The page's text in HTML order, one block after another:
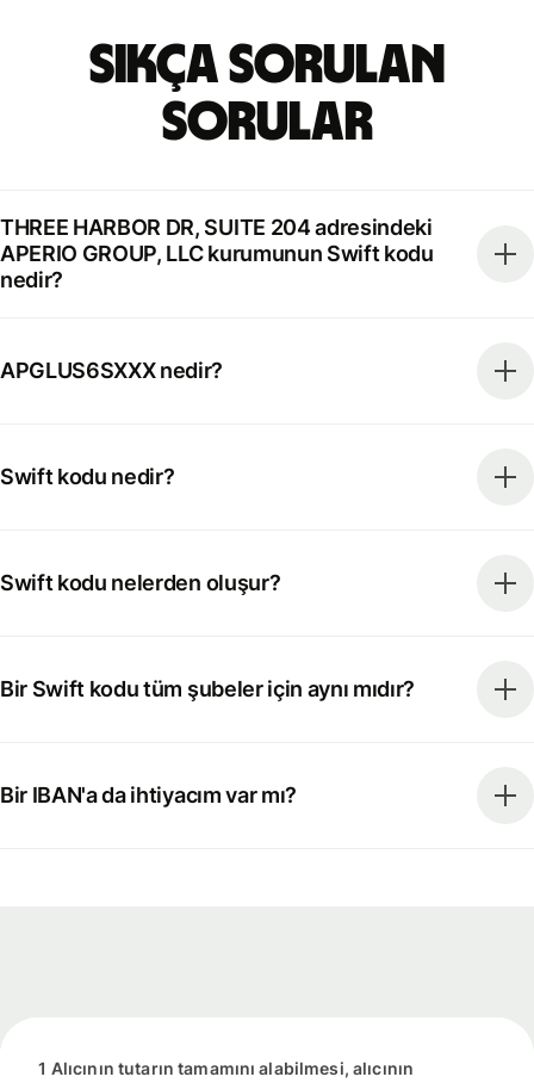
Sıkça Sorulan
Sorular
THREE HARBOR DR, SUITE 204 adresindeki
APERIO GROUP, LLC kurumunun Swift kodu
nedir?
APGLUS6SXXX nedir?
Swift kodu nedir?
Swift kodu nelerden oluşur?
Bir Swift kodu tüm şubeler için aynı mıdır?
Bir IBAN'a da ihtiyacım var mı?
1 Alıcının tutarın tamamını alabilmesi, alıcının